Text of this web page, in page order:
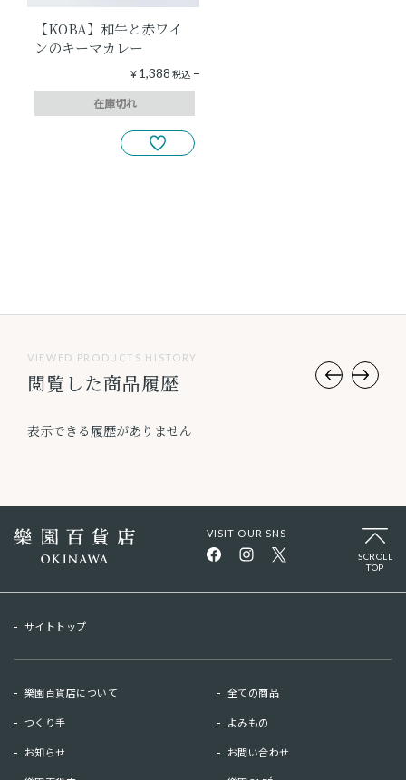
【KOBA】和牛と赤ワイ
ンのキーマカレー
¥ 1,388 税込
在庫切れ
VIEWED PRODUCTS HISTORY
閲覧した商品履歴
表示できる履歴がありません
VISIT OUR SNS
SCROLL
TOP
サイトトップ
樂園百貨店について 全ての商品
つくり手 よみもの
お知らせ お問い合わせ